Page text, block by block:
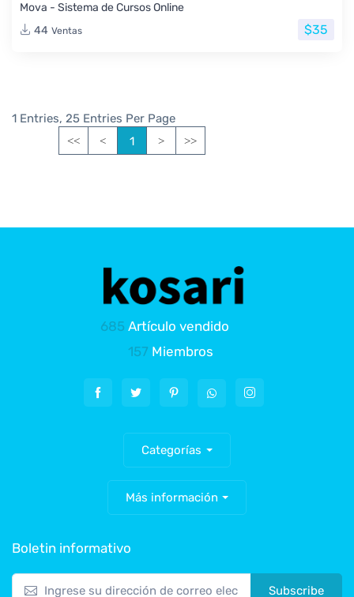
Mova - Sistema de Cursos Online
44 Ventas $35
1 Entries, 25 Entries Per Page
<< < 1 > >>
685 Artículo vendido
157 Miembros
Categorías
Más información
Boletin informativo
Subscribe